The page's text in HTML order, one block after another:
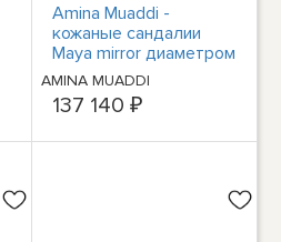
Amina Muaddi -
кожаные сандалии
Maya mirror диаметром
95 мм - серебристые
AMINA MUADDI
137 140 ₽